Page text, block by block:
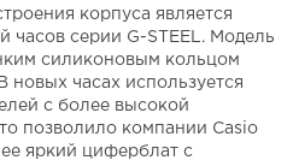
корпуса является
часов серии G-STEEL. Модель
силиконовым кольцом
новых часах используется
с более высокой
позволило компании Casio
яркий циферблат с